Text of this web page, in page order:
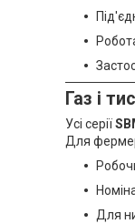
Газ і
Усі серії
Для
Для